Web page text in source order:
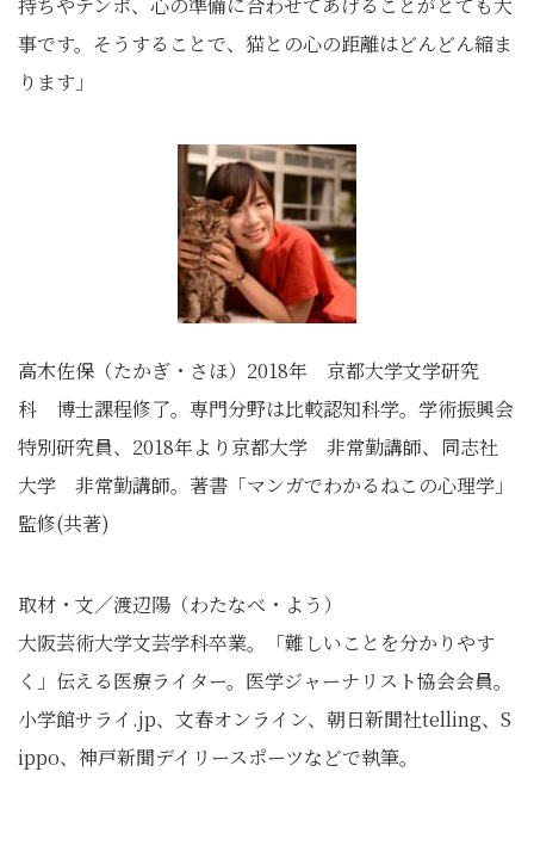
持ちやテンポ、心の準備に合わせてあげることがとても大
事です。そうすることで、猫との心の距離はどんどん縮ま
ります」
高木佐保（たかぎ・さほ）2018年 京都大学文学研究
科 博士課程修了。専門分野は比較認知科学。学術振興会
特別研究員、2018年より京都大学 非常勤講師、同志社
大学 非常勤講師。著書「マンガでわかるねこの心理学」
監修(共著)
取材・文／渡辺陽（わたなべ・よう）
大阪芸術大学文芸学科卒業。「難しいことを分かりやす
く」伝える医療ライター。医学ジャーナリスト協会会員。
小学館サライ.jp、文春オンライン、朝日新聞社telling、S
ippo、神戸新聞デイリースポーツなどで執筆。